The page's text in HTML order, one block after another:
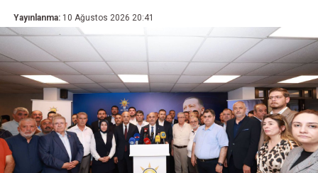
Yayınlanma: 10 Ağustos 2026 20:41